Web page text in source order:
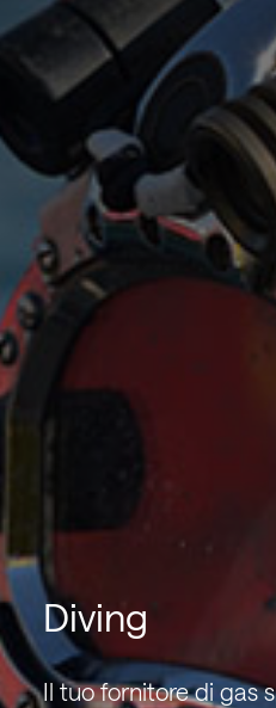
Diving
Il tuo fornitore di gas